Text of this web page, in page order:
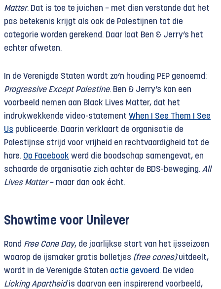
Matter. Dat is toe te juichen − met dien verstande dat het
pas betekenis krijgt als ook de Palestijnen tot die
categorie worden gerekend. Daar laat Ben & Jerry’s het
echter afweten.
In de Verenigde Staten wordt zo’n houding PEP genoemd:
Progressive Except Palestine. Ben & Jerry’s kan een
voorbeeld nemen aan Black Lives Matter, dat het
indrukwekkende video-statement When I See Them I See
Us publiceerde. Daarin verklaart de organisatie de
Palestijnse strijd voor vrijheid en rechtvaardigheid tot de
hare. Op Facebook werd die boodschap samengevat, en
schaarde de organisatie zich achter de BDS-beweging. All
Lives Matter− maar dan ook écht.
Showtime voor Unilever
Rond Free Cone Day, de jaarlijkse start van het ijsseizoen
waarop de ijsmaker gratis bolletjes (free cones)uitdeelt,
wordt in de Verenigde Staten actie gevoerd. De video
Licking Apartheidis daarvan een inspirerend voorbeeld,